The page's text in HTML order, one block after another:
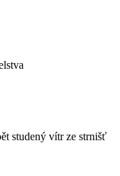
studený vítr ze strnišť